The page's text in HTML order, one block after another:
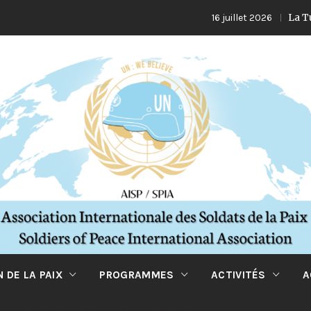
16 juillet 2026 La Turquie et
DE LA PAIX PROGRAMMES ACTIVITÉS